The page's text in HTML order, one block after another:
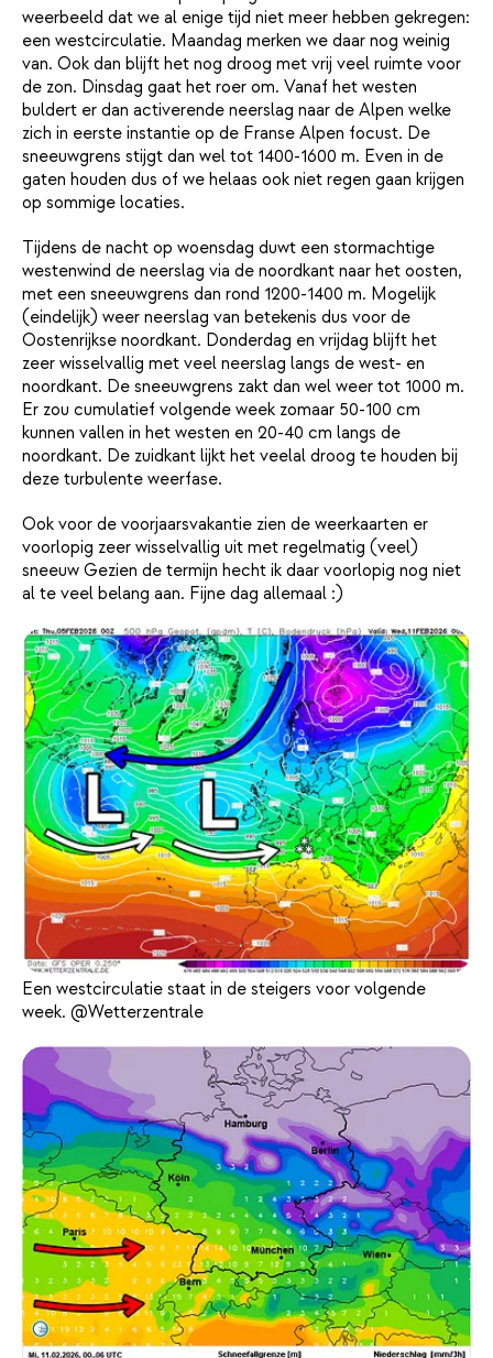
weerbeeld dat we al enige tijd niet meer hebben gekregen:
een westcirculatie. Maandag merken we daar nog weinig
van. Ook dan blijft het nog droog met vrij veel ruimte voor
de zon. Dinsdag gaat het roer om. Vanaf het westen
buldert er dan activerende neerslag naar de Alpen welke
zich in eerste instantie op de Franse Alpen focust. De
sneeuwgrens stijgt dan wel tot 1400-1600 m. Even in de
gaten houden dus of we helaas ook niet regen gaan krijgen
op sommige locaties.
Tijdens de nacht op woensdag duwt een stormachtige
westenwind de neerslag via de noordkant naar het oosten,
met een sneeuwgrens dan rond 1200-1400 m. Mogelijk
(eindelijk) weer neerslag van betekenis dus voor de
Oostenrijkse noordkant. Donderdag en vrijdag blijft het
zeer wisselvallig met veel neerslag langs de west- en
noordkant. De sneeuwgrens zakt dan wel weer tot 1000 m.
Er zou cumulatief volgende week zomaar 50-100 cm
kunnen vallen in het westen en 20-40 cm langs de
noordkant. De zuidkant lijkt het veelal droog te houden bij
deze turbulente weerfase.
Ook voor de voorjaarsvakantie zien de weerkaarten er
voorlopig zeer wisselvallig uit met regelmatig (veel)
sneeuw Gezien de termijn hecht ik daar voorlopig nog niet
al te veel belang aan. Fijne dag allemaal :)
Een westcirculatie staat in de steigers voor volgende
week. @Wetterzentrale